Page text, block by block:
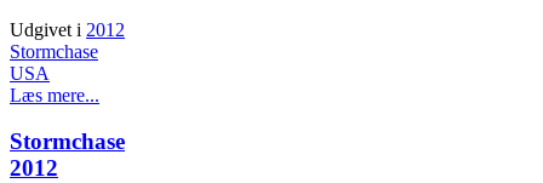
Udgivet i 2012
Stormchase
USA
Læs mere...
Stormchase
2012